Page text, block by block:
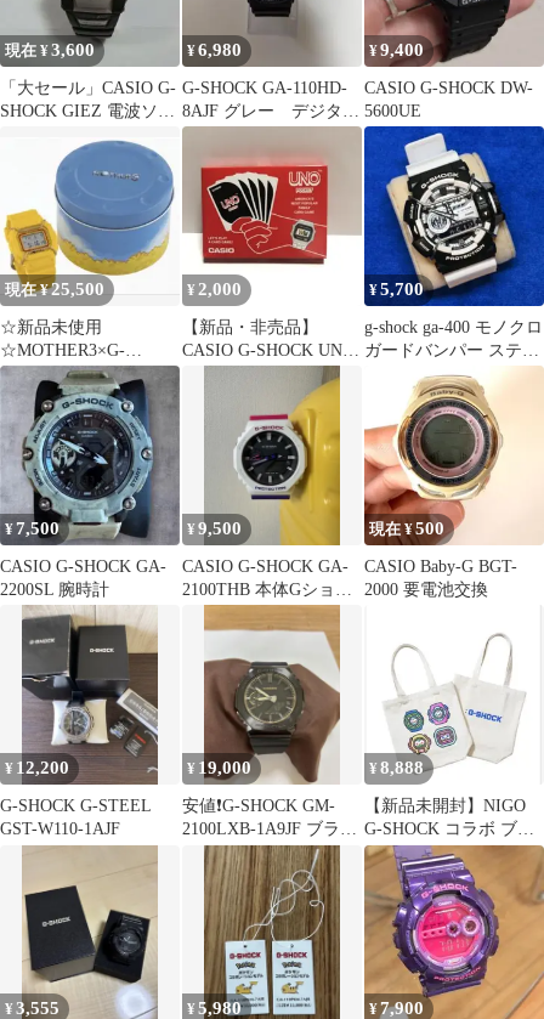
現在 ¥3,600
「大セール」CASIO G-
SHOCK GIEZ 電波ソー
¥6,980
G-SHOCK GA-110HD-
8AJF グレー デジタル
腕時計
¥9,400
CASIO G-SHOCK DW-
5600UE
現在 ¥25,500
☆新品未使用
☆MOTHER3×G-
SHOCK 第3弾 DW-
5600限定マザー3
¥ 2,000
【新品・非売品】
CASIO G-SHOCK UNO
¥5,700
g-shock ga-400 モノクロ
ガードバンパー ステン
レス尾錠 カスタム
¥7,500
CASIO G-SHOCK GA-
2200SL 腕時計
¥9,500
CASIO G-SHOCK GA-
2100THB 本体Gショッ
現在 ¥500
CASIO Baby-G BGT-
2000 要電池交換
¥ 12,200
G-SHOCK G-STEEL
GST-W110-1AJF
¥ 19,000
安値❗️G-SHOCK GM-
2100LXB-1A9JF ブラッ
ク×ゴールド
¥ 8,888
【新品未開封】NIGO
G-SHOCK コラボ ブッ
クトート バッグ 限定品
¥3,555 ¥5,980 ¥7,900